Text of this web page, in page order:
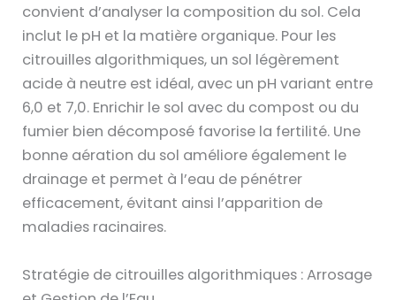
convient d’analyser la composition du sol. Cela
inclut le pH et la matière organique. Pour les
citrouilles algorithmiques, un sol légèrement
acide à neutre est idéal, avec un pH variant entre
6,0 et 7,0. Enrichir le sol avec du compost ou du
fumier bien décomposé favorise la fertilité. Une
bonne aération du sol améliore également le
drainage et permet à l’eau de pénétrer
efficacement, évitant ainsi l’apparition de
maladies racinaires.
Stratégie de citrouilles algorithmiques : Arrosage